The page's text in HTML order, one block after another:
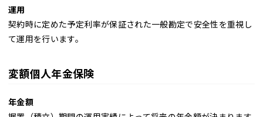
運用
契約時に定めた予定利率が保証された一般勘定で安全性を重視し
て運用を行います。
変額個人年金保険
年金額